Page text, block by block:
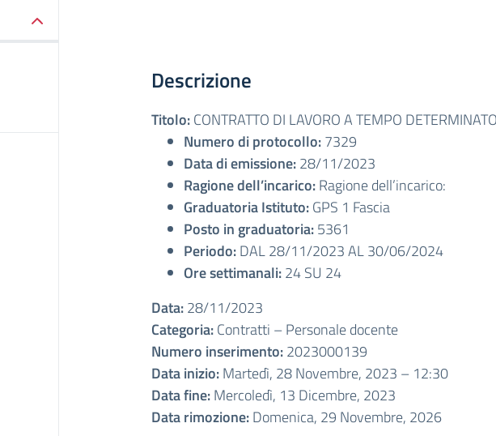
Descrizione
Titolo:CONTRATTO DI LAVORO A TEMPO
Numero di protocollo:7329
Data di emissione:28/11/2023
Ragione dell’incarico:Ragione dell’incarico:
Graduatoria Istituto:GPS 1 Fascia
Posto in graduatoria:5361
Periodo:DAL 28/11/2023 AL 30/06/2024
Ore settimanali:24 SU 24
Data:28/11/2023
Categoria:Contratti – Personale docente
Numero inserimento:2023000139
Data inizio:Martedì, 28 Novembre, 2023 – 12:30
Data fine:Mercoledì, 13 Dicembre, 2023
Data rimozione:Domenica, 29 Novembre, 2026